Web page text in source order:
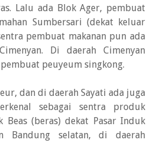
Lalu ada Blok Ager, pembuat
Sumbersari (dekat keluar
pembuat makanan pun ada
Di daerah Cimenyan
peuyeum singkong.
dan di daerah Sayati ada juga
sebagai sentra produk
Beas (beras) dekat Pasar Induk
Bandung selatan, di daerah